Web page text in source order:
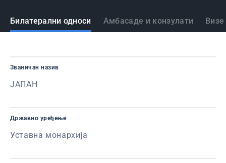
Државе
Билатерални односи Амбасаде и конзулати
Званичан назив
ЈАПАН
Државно уређење
Уставна монархија